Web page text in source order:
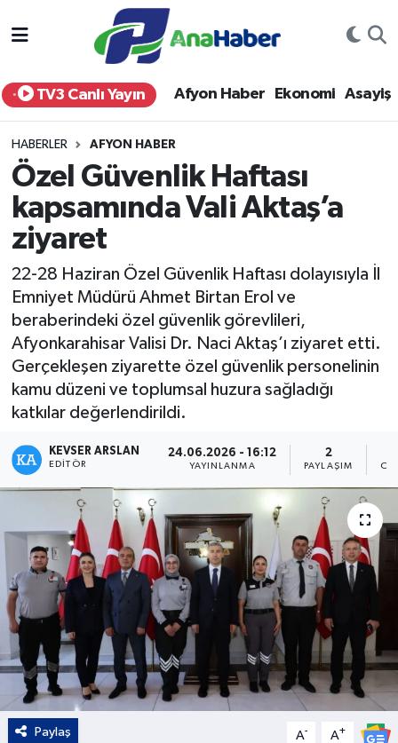
TV3 Canlı Yayın Afyon Haber Ekonomi Asayiş
HABERLER AFYON HABER
Özel Güvenlik Haftası
kapsamında Vali Aktaş’a
ziyaret
22-28 Haziran Özel Güvenlik Haftası dolayısıyla İl
Emniyet Müdürü Ahmet Birtan Erol ve
beraberindeki özel güvenlik görevlileri,
Afyonkarahisar Valisi Dr. Naci Aktaş’ı ziyaret etti.
Gerçekleşen ziyarette özel güvenlik personelinin
kamu düzeni ve toplumsal huzura sağladığı
katkılar değerlendirildi.
KEVSER ARSLAN
EDITÖR
24.06.2026 - 16:12
YAYINLANMA
2
PAYLAŞIM
Paylaş A- A+
Yurt Haber
Afyon Haber
Siyaset
Spor
Eğitim
Sağlık
Teknoloji
Afyonkarahisar Nöbetçi Eczaneler
Afyonkarahisar Hava Durumu
Afyonkarahisar Trafik Yoğunluk Haritası
Süper Lig Puan Durumu ve Fikstür
Tüm Manşetler
Son Dakika Haberleri
Haber Arşivi